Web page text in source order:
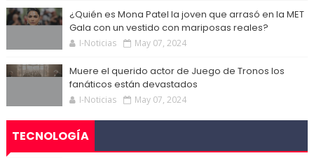
¿Quién es Mona Patel la joven que arrasó en la MET
Gala con un vestido con mariposas reales?
I-Noticias May 07, 2024
Muere el querido actor de Juego de Tronos los
fanáticos están devastados
I-Noticias May 07, 2024
TECNOLOGÍA